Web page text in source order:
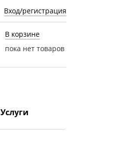
Вход/регистрация
В корзине
пока нет товаров
Услуги